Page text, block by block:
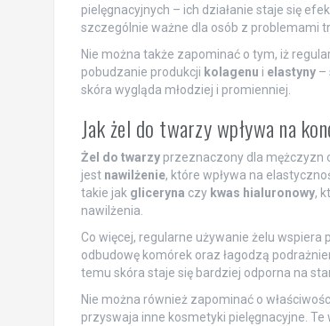
pielęgnacyjnych – ich działanie staje się
szczególnie ważne dla osób z problemami
Nie można także zapominać o tym, iż
pobudzanie produkcji kolagenu i elastyny–
skóra wygląda młodziej i promienniej.
Jak żel do twarzy wpływa na
Żel do twarzyprzeznaczony dla mężczyzn
jest nawilżenie, które wpływa na
takie jak gliceryna czy kwas hialuronowy,
nawilżenia.
Co więcej, regularne używanie żelu wspiera
odbudowę komórek oraz łagodzą
temu skóra staje się bardziej odporna na
Nie można również zapominać o
przyswaja inne kosmetyki pielęgnacyjne.